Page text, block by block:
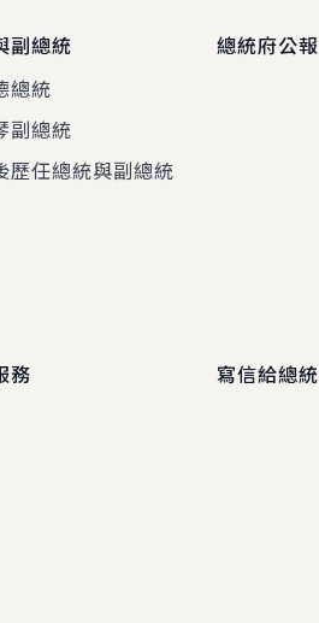
副總統
總統
副總統
歷任總統與副總統
總統府公報
務 寫信給總統